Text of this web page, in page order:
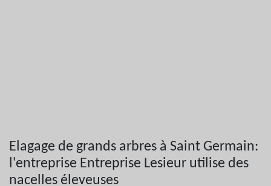
Elagage de grands arbres à Saint Germain:
l'entreprise Entreprise Lesieur utilise des
nacelles éleveuses